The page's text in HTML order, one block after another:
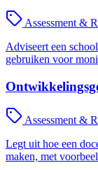
Assessment &
Adviseert een
gebruiken voor
Assessment &
Legt uit hoe een
maken, met